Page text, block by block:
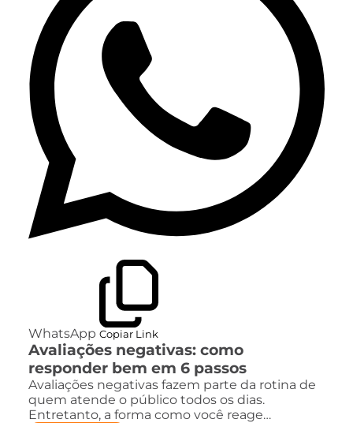
WhatsApp Copiar Link
Avaliações negativas: como
responder bem em 6 passos
Avaliações negativas fazem parte da rotina de
quem atende o público todos os dias.
Entretanto, a forma como você reage…